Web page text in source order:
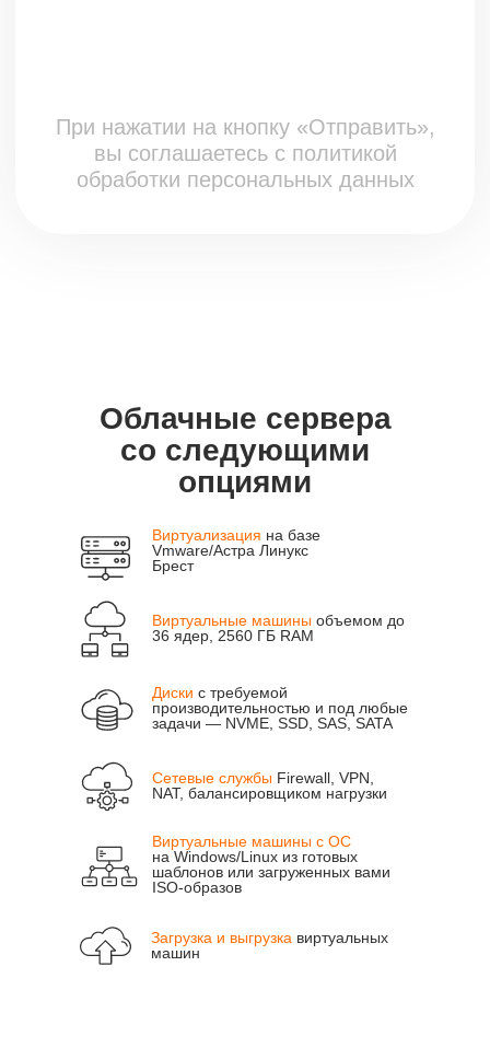
Облачные сервера
со следующими
опциями
Виртуализация на базе
Vmware/Астра Линукс
Брест
Диски с требуемой
производительностью и под любые
задачи — NVME, SSD, SAS, SATA
Виртуальные машины c ОС
на Windows/Linux из готовых
шаблонов или загруженных вами
ISO-образов
Виртуальные машины объемом до
36 ядер, 2560 ГБ RAM
Сетевые службы Firewall, VPN,
NAT, балансировщиком нагрузки
Загрузка и выгрузка виртуальных
машин
Показать больше